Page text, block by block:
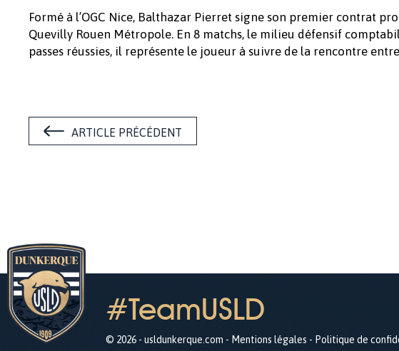
Formé à l’OGC Nice, Balthazar Pierret signe son premier contrat
Quevilly Rouen Métropole. En 8 matchs, le milieu défensif
passes réussies, il représente le joueur à suivre de la rencontre
ARTICLE PRÉCÉDENT
#TeamUSLD
© 2026 - usldunkerque.com - Mentions légales - Politique de